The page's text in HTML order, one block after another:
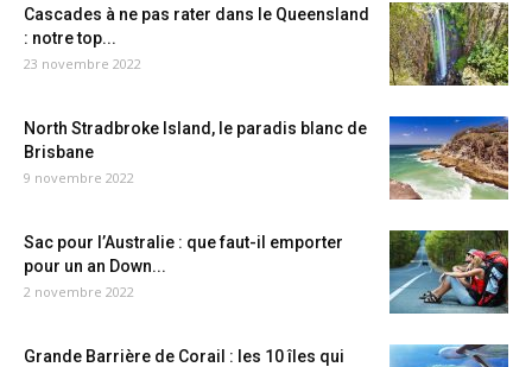
Cascades à ne pas rater dans le Queensland
: notre top...
23 novembre 2022
North Stradbroke Island, le paradis blanc de
Brisbane
9 novembre 2022
Sac pour l’Australie : que faut-il emporter
pour un an Down...
2 novembre 2022
Grande Barrière de Corail : les 10 îles qui